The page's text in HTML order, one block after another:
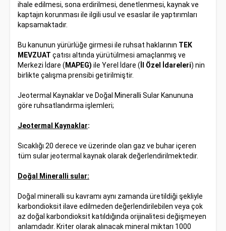
ihale edilmesi, sona erdirilmesi, denetlenmesi, kaynak ve
kaptajın korunması ile ilgili usul ve esaslar ile yaptırımları
kapsamaktadır.
Bu kanunun yürürlüğe girmesi ile ruhsat haklarının TEK
MEVZUAT çatısı altında yürütülmesi amaçlanmış ve
Merkezi İdare ( MAPEG) ile Yerel İdare ( İl Özel İdareleri) nin
birlikte çalışma prensibi getirilmiştir.
Jeotermal Kaynaklar ve Doğal Mineralli Sular Kanununa
göre ruhsatlandırma işlemleri;
Jeotermal Kaynaklar:
Sıcaklığı 20 derece ve üzerinde olan gaz ve buhar içeren
tüm sular jeotermal kaynak olarak değerlendirilmektedir.
Doğal Mineralli sular:
Doğal mineralli su kavramı aynı zamanda üretildiği şekliyle
karbondioksit ilave edilmeden değerlendirilebilen veya çok
az doğal karbondioksit katıldığında orijinalitesi değişmeyen
anlamdadır. Kriter olarak alınacak mineral miktarı 1000